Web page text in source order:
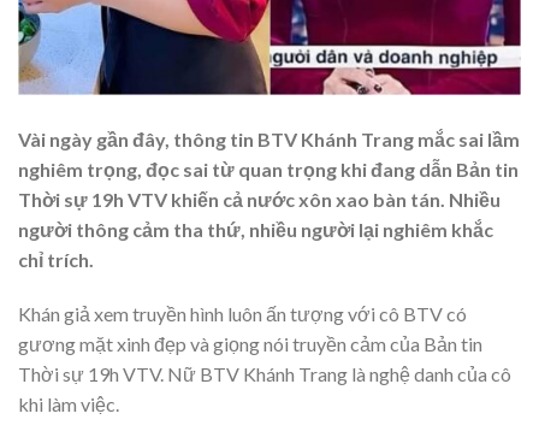
Vài ngày gần đây, thông tin BTV Khánh Trang mắc sai lầm
nghiêm trọng, đọc sai từ quan trọng khi đang dẫn Bản tin
Thời sự 19h VTV khiến cả nước xôn xao bàn tán. Nhiều
người thông cảm tha thứ, nhiều người lại nghiêm khắc
chỉ trích.
Khán giả xem truyền hình luôn ấn tượng với cô BTV có
gương mặt xinh đẹp và giọng nói truyền cảm của Bản tin
Thời sự 19h VTV. Nữ BTV Khánh Trang là nghệ danh của cô
khi làm việc.